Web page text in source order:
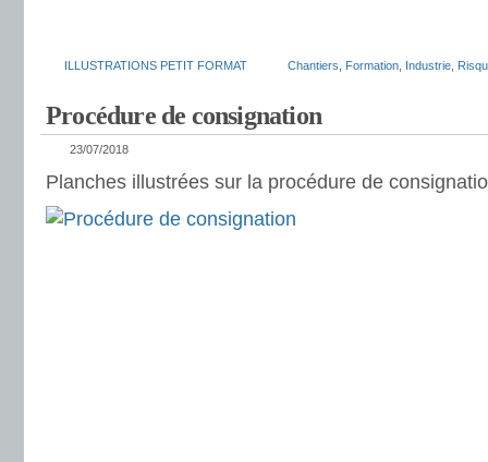
ILLUSTRATIONS PETIT FORMAT Chantiers Formation Industrie
Procédure de consignation
23/07/2018
Planches illustrées sur la procédure de